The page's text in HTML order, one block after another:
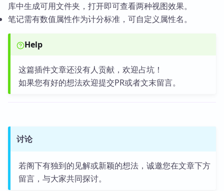
库中生成可用文件夹，打开即可查看两种视图效果。
笔记需有数值属性作为计分标准，可自定义属性名。
Help
这篇插件文章还没有人贡献，欢迎占坑！
如果您有好的想法欢迎提交PR或者文末留言。
讨论
若阁下有独到的见解或新颖的想法，诚邀您在文章下方
留言，与大家共同探讨。